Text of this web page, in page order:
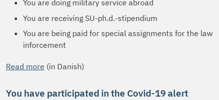
You are doing military service abroad
You are receiving SU-ph.d.-stipendium
You are being paid for special assignments for the law
inforcement
Read more (in Danish)
You have participated in the Covid-19 alert